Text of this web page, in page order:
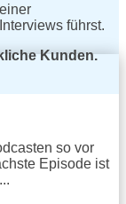
führst.
Kunden.
so vor
Episode ist